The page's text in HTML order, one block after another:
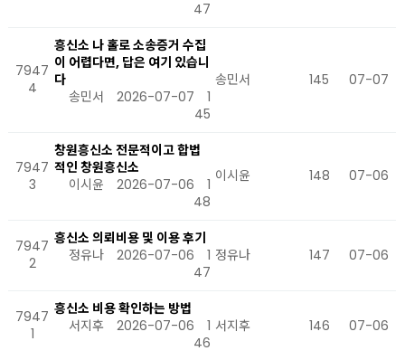
47
7947
4
흥신소 나 홀로 소송증거 수집
이 어렵다면, 답은 여기 있습니
다
송민서
2026-07-07
1
45
송민서 145 07-07
7947
3
창원흥신소 전문적이고 합법
적인 창원흥신소
이시윤
2026-07-06
1
48
이시윤 148 07-06
7947
2
흥신소 의뢰비용 및 이용 후기
정유나
2026-07-06
1
47
정유나 147 07-06
7947
1
흥신소 비용 확인하는 방법
서지후
2026-07-06
1
46
서지후 146 07-06